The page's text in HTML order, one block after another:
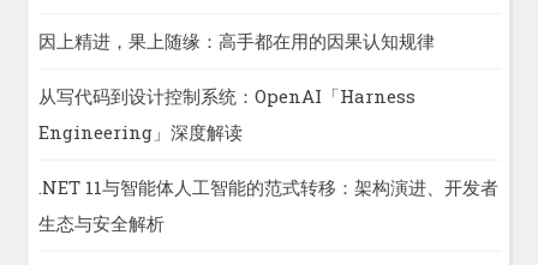
因上精进，果上随缘：高手都在用的因果认知规律
从写代码到设计控制系统：OpenAI「Harness
Engineering」深度解读
.NET 11与智能体人工智能的范式转移：架构演进、开发者
生态与安全解析